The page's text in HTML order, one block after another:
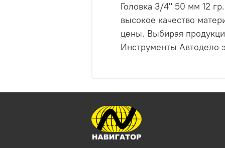
Головка 3/4" 50 мм 12
высокое качество
цены. Выбирая
Инструменты Автодело